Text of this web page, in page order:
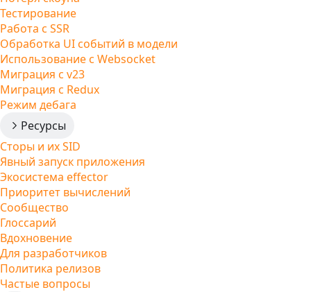
Тестирование
Работа с SSR
Обработка UI событий в модели
Использование с Websocket
Миграция с v23
Миграция с Redux
Режим дебага
Ресурсы
Сторы и их SID
Явный запуск приложения
Экосистема effector
Приоритет вычислений
Сообщество
Глоссарий
Вдохновение
Для разработчиков
Политика релизов
Частые вопросы